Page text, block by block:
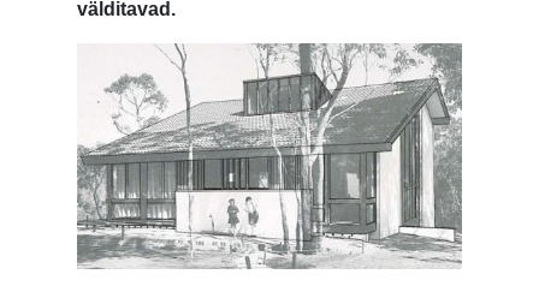
välditavad.